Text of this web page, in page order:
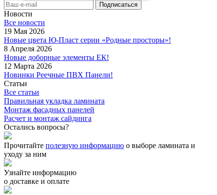
Новости
Все новости
19 Мая 2026
Новые цвета Ю-Пласт серии «Родные просторы»!
8 Апреля 2026
Новые доборные элементы ЕК!
12 Марта 2026
Новинки Реечные ПВХ Панели!
Статьи
Все статьи
Правильная укладка ламината
Монтаж фасадных панелей
Расчет и монтаж сайдинга
Остались вопросы?
Прочитайте полезную информацию о выборе ламината и
уходу за ним
Узнайте информацию
о доставке и оплате